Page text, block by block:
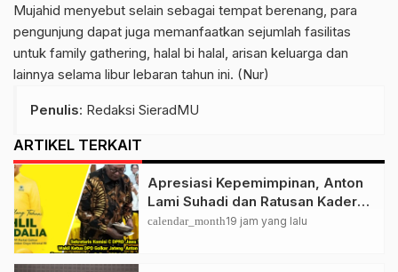
Mujahid menyebut selain sebagai tempat berenang, para
pengunjung dapat juga memanfaatkan sejumlah fasilitas
untuk family gathering, halal bi halal, arisan keluarga dan
lainnya selama libur lebaran tahun ini. (Nur)
Penulis: Redaksi SieradMU
ARTIKEL TERKAIT
Apresiasi Kepemimpinan, Anton
Lami Suhadi dan Ratusan Kader
Golkar Klaten Ikut Rayakan Ultah
calendar_month19 jam yang lalu